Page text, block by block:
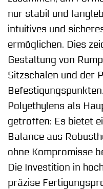
nur stabil und
intuitives und
ermöglichen. Dies
Gestaltung von
Sitzschalen und der
Polyethylens als
getroffen: Es bietet
Balance aus
ohne Kompromisse
Die Investition in
präzise